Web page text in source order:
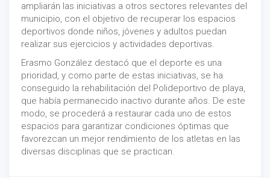
ampliarán las iniciativas a otros sectores relevantes del
municipio, con el objetivo de recuperar los espacios
deportivos donde niños, jóvenes y adultos puedan
realizar sus ejercicios y actividades deportivas.
Erasmo González destacó que el deporte es una
prioridad, y como parte de estas iniciativas, se ha
conseguido la rehabilitación del Polideportivo de playa,
que había permanecido inactivo durante años. De este
modo, se procederá a restaurar cada uno de estos
espacios para garantizar condiciones óptimas que
favorezcan un mejor rendimiento de los atletas en las
diversas disciplinas que se practican.